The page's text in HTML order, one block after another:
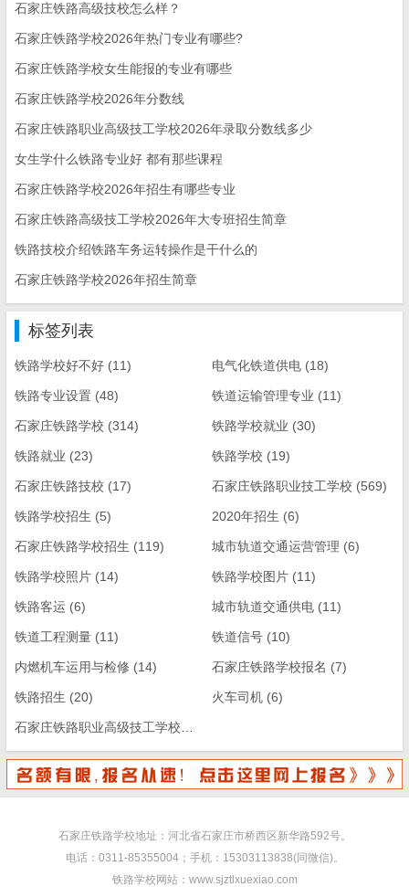
石家庄铁路高级技校怎么样？
石家庄铁路学校2026年热门专业有哪些?
石家庄铁路学校女生能报的专业有哪些
石家庄铁路学校2026年分数线
石家庄铁路职业高级技工学校2026年录取分数线多少
女生学什么铁路专业好 都有那些课程
石家庄铁路学校2026年招生有哪些专业
石家庄铁路高级技工学校2026年大专班招生简章
铁路技校介绍铁路车务运转操作是干什么的
石家庄铁路学校2026年招生简章
标签列表
铁路学校好不好 (11) 电气化铁道供电 (18)
铁路专业设置 (48) 铁道运输管理专业 (11)
石家庄铁路学校 (314) 铁路学校就业 (30)
铁路就业 (23) 铁路学校 (19)
石家庄铁路技校 (17) 石家庄铁路职业技工学校 (569)
铁路学校招生 (5) 2020年招生 (6)
石家庄铁路学校招生 (119) 城市轨道交通运营管理 (6)
铁路学校照片 (14) 铁路学校图片 (11)
铁路客运 (6) 城市轨道交通供电 (11)
铁道工程测量 (11) 铁道信号 (10)
内燃机车运用与检修 (14) 石家庄铁路学校报名 (7)
铁路招生 (20) 火车司机 (6)
石家庄铁路学校地址：河北省石家庄市桥西区新华路592号。
电话：0311-85355004；手机：15303113838(同微信)。
铁路学校网站：www.sjztlxuexiao.com